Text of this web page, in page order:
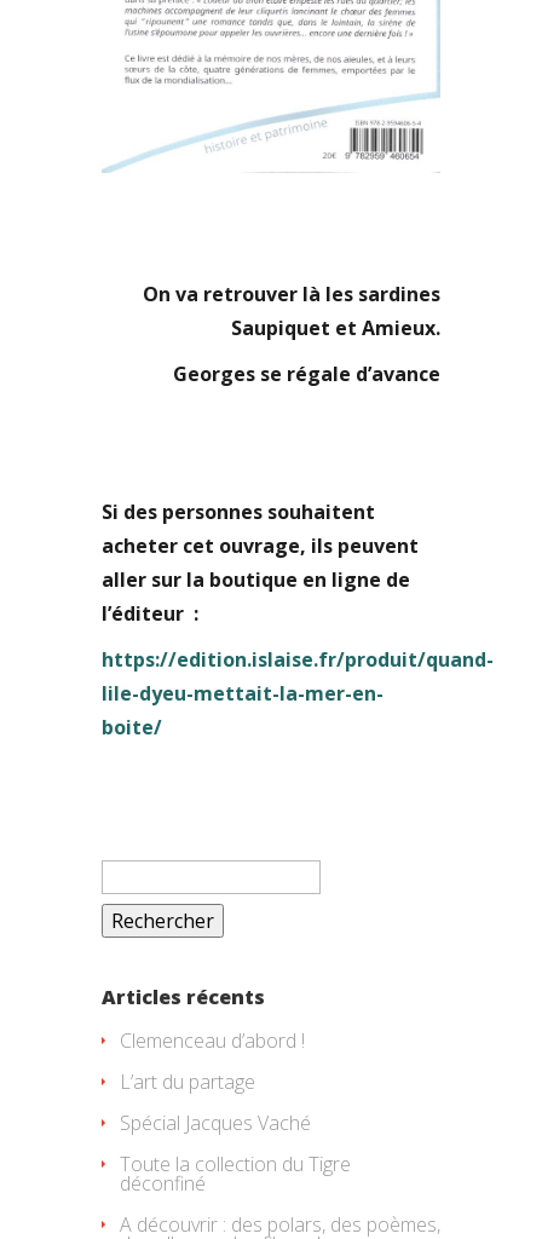
On va retrouver là les sardines
Saupiquet et Amieux.
Georges se régale d’avance
Si des personnes souhaitent
acheter cet ouvrage, ils peuvent
aller sur la boutique en ligne de
l’éditeur :
https://edition.islaise.fr/produit/quand-
lile-dyeu-mettait-la-mer-en-
boite/
Rechercher :
Articles récents
Clemenceau d’abord !
L’art du partage
Spécial Jacques Vaché
Toute la collection du Tigre
déconfiné
A découvrir : des polars, des poèmes,